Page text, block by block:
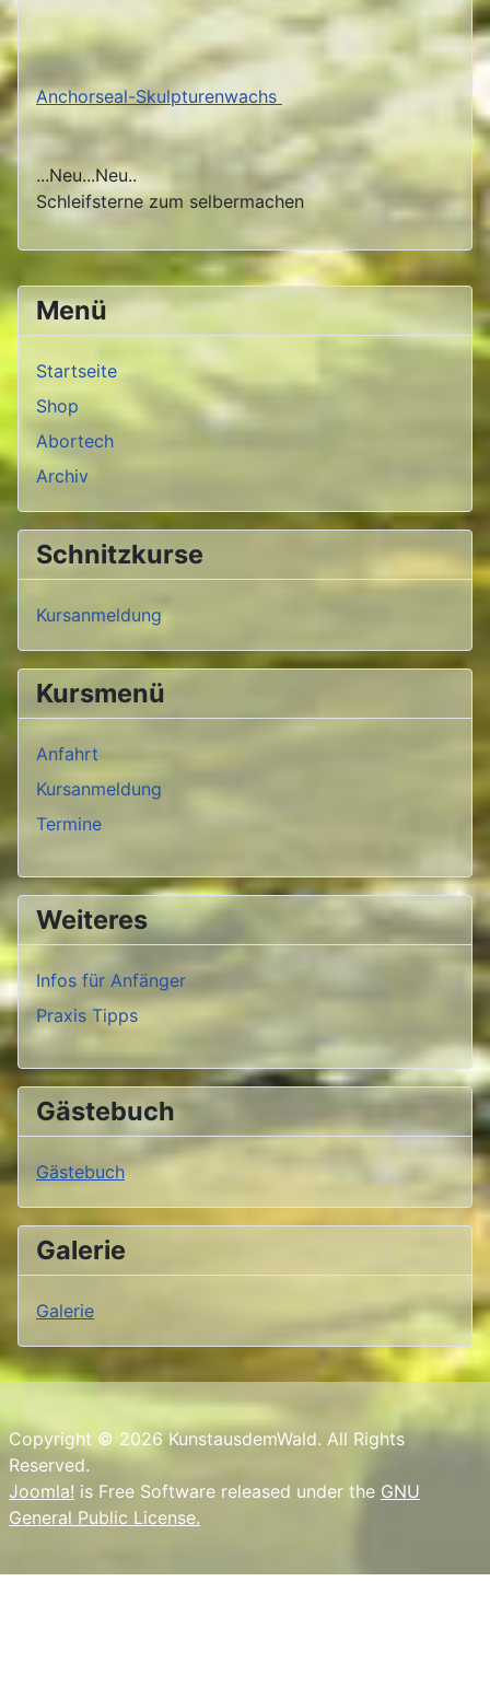
Menü
Startseite
Shop
Abortech
Archiv
Schnitzkurse
Kursanmeldung
Kursmenü
Anfahrt
Kursanmeldung
Termine
Weiteres
Infos für Anfänger
Praxis Tipps
Gästebuch
Gästebuch
Galerie
Galerie
Anchorseal-Skulpturenwachs
...Neu...Neu..
Schleifsterne zum selbermachen
Copyright © 2026 KunstausdemWald. All Rights
Reserved.
Joomla! is Free Software released under the GNU
General Public License.